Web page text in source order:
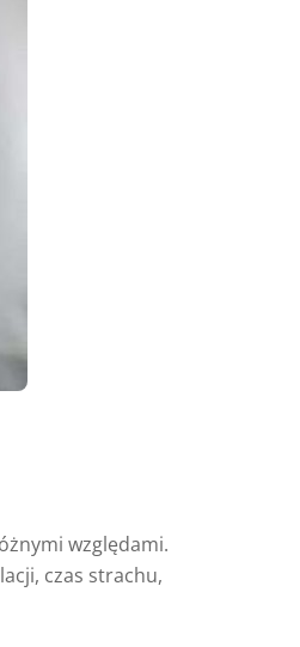
względami.
czas strachu,